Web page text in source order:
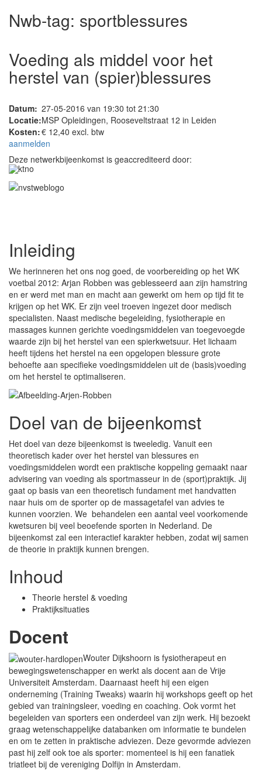
Nwb-tag: sportblessures
Voeding als middel voor het
herstel van (spier)blessures
Datum: 27-05-2016 van 19:30 tot 21:30
Locatie:MSP Opleidingen, Rooseveltstraat 12 in Leiden
Kosten:€ 12,40 excl. btw
aanmelden
Deze netwerkbijeenkomst is geaccrediteerd door:
Inleiding
We herinneren het ons nog goed, de voorbereiding op het WK
voetbal 2012: Arjan Robben was geblesseerd aan zijn hamstring
en er werd met man en macht aan gewerkt om hem op tijd fit te
krijgen op het WK. Er zijn veel troeven ingezet door medisch
specialisten. Naast medische begeleiding, fysiotherapie en
massages kunnen gerichte voedingsmiddelen van toegevoegde
waarde zijn bij het herstel van een spierkwetsuur. Het lichaam
heeft tijdens het herstel na een opgelopen blessure grote
behoefte aan specifieke voedingsmiddelen uit de (basis)voeding
om het herstel te optimaliseren.
Doel van de bijeenkomst
Het doel van deze bijeenkomst is tweeledig. Vanuit een
theoretisch kader over het herstel van blessures en
voedingsmiddelen wordt een praktische koppeling gemaakt naar
advisering van voeding als sportmasseur in de (sport)praktijk. Jij
gaat op basis van een theoretisch fundament met handvatten
naar huis om de sporter op de massagetafel van advies te
kunnen voorzien. We behandelen een aantal veel voorkomende
kwetsuren bij veel beoefende sporten in Nederland. De
bijeenkomst zal een interactief karakter hebben, zodat wij samen
de theorie in praktijk kunnen brengen.
Inhoud
Theorie herstel & voeding
Praktijksituaties
Docent
Wouter Dijkshoorn is fysiotherapeut en
bewegingswetenschapper en werkt als docent aan de Vrije
Universiteit Amsterdam. Daarnaast heeft hij een eigen
onderneming (Training Tweaks) waarin hij workshops geeft op het
gebied van trainingsleer, voeding en coaching. Ook vormt het
begeleiden van sporters een onderdeel van zijn werk. Hij bezoekt
graag wetenschappelijke databanken om informatie te bundelen
en om te zetten in praktische adviezen. Deze gevormde adviezen
past hij zelf ook toe als sporter: momenteel is hij een fanatiek
triatleet bij de vereniging Dolfijn in Amsterdam.